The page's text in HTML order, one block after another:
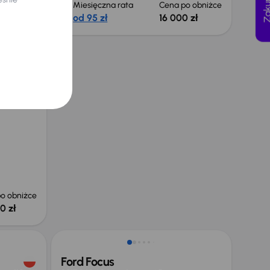
Miesięczna rata
od 95 zł
Cena po obniżce
16 000 zł
obniżce
zł
Ford Focus